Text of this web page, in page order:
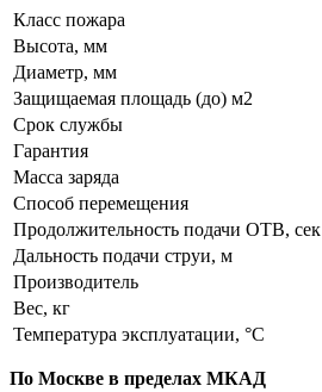
Класс пожара
Высота, мм
Диаметр, мм
Защищаемая площадь (до) м2
Срок службы
Гарантия
Масса заряда
Способ перемещения
Продолжительность подачи ОТВ, сек
Дальность подачи струи, м
Производитель
Вес, кг
Температура эксплуатации, °C
По Москве в пределах МКАД